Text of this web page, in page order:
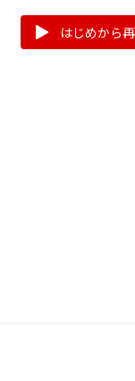
はじめから